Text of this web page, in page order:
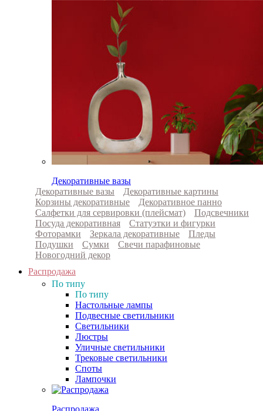
Декоративные вазы
Декоративные вазы
Декоративные картины
Корзины декоративные
Декоративное панно
Салфетки для сервировки (плейсмат)
Подсвечники
Посуда декоративная
Статуэтки и фигурки
Фоторамки
Зеркала декоративные
Пледы
Подушки
Сумки
Свечи парафиновые
Новогодний декор
Распродажа
По типу
По типу
Настольные лампы
Подвесные светильники
Светильники
Люстры
Уличные светильники
Трековые светильники
Споты
Лампочки
Распродажа